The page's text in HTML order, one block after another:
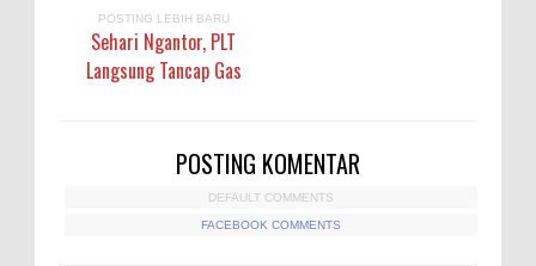
POSTING LEBIH BARU
Sehari Ngantor, PLT
Langsung Tancap Gas
POSTING KOMENTAR
DEFAULT COMMENTS
FACEBOOK COMMENTS